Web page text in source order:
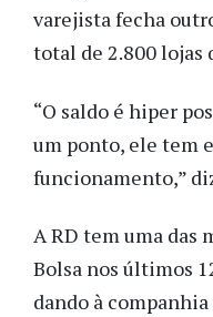
varejista fecha
total de 2.800 lojas
“O saldo é hiper
um ponto, ele tem
funcionamento,”
A RD tem uma das
Bolsa nos últimos
dando à